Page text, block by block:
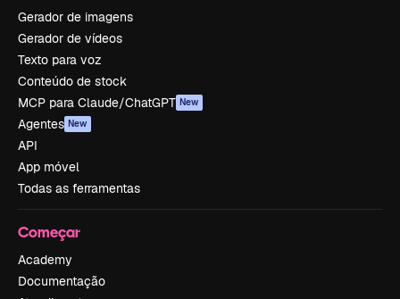
Gerador de imagens
Gerador de vídeos
Texto para voz
Conteúdo de stock
MCP para Claude/ChatGPT New
Agentes New
API
App móvel
Todas as ferramentas
Começar
Academy
Documentação